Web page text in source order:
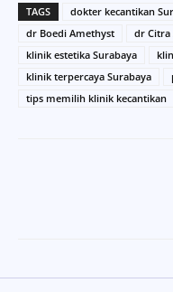
TAGS dokter kecantikan
dr Boedi Amethyst
dr Citra
klinik estetika Surabaya
klinik terpercaya Surabaya
tips memilih klinik kecantikan